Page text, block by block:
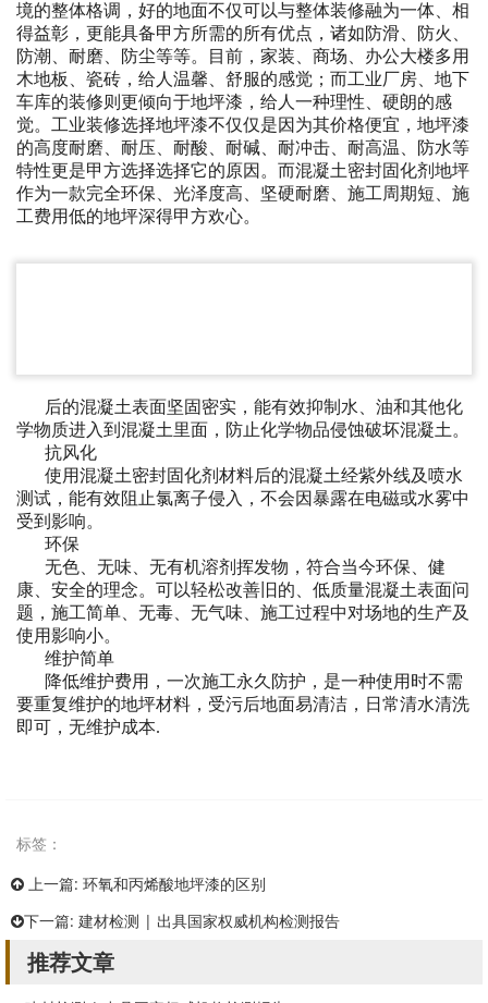
境的整体格调，好的地面不仅可以与整体装修融为一体、相
得益彰，更能具备甲方所需的所有优点，诸如防滑、防火、
防潮、耐磨、防尘等等。目前，家装、商场、办公大楼多用
木地板、瓷砖，给人温馨、舒服的感觉；而工业厂房、地下
车库的装修则更倾向于地坪漆，给人一种理性、硬朗的感
觉。工业装修选择地坪漆不仅仅是因为其价格便宜，地坪漆
的高度耐磨、耐压、耐酸、耐碱、耐冲击、耐高温、防水等
特性更是甲方选择选择它的原因。而混凝土密封固化剂地坪
作为一款完全环保、光泽度高、坚硬耐磨、施工周期短、施
工费用低的地坪深得甲方欢心。
后的混凝土表面坚固密实，能有效抑制水、油和其他化
学物质进入到混凝土里面，防止化学物品侵蚀破坏混凝土。
抗风化
使用混凝土密封固化剂材料后的混凝土经紫外线及喷水
测试，能有效阻止氯离子侵入，不会因暴露在电磁或水雾中
受到影响。
环保
无色、无味、无有机溶剂挥发物，符合当今环保、健
康、安全的理念。可以轻松改善旧的、低质量混凝土表面问
题，施工简单、无毒、无气味、施工过程中对场地的生产及
使用影响小。
维护简单
降低维护费用，一次施工永久防护，是一种使用时不需
要重复维护的地坪材料，受污后地面易清洁，日常清水清洗
即可，无维护成本.
标签：
上一篇: 环氧和丙烯酸地坪漆的区别
下一篇: 建材检测 | 出具国家权威机构检测报告
推荐文章